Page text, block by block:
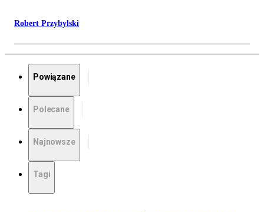
Robert Przybylski
Powiązane
Polecane
Najnowsze
Tagi